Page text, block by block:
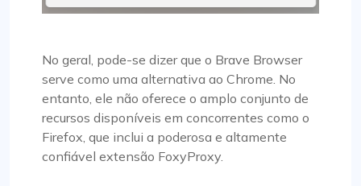
No geral, pode-se dizer que o Brave Browser
serve como uma alternativa ao Chrome. No
entanto, ele não oferece o amplo conjunto de
recursos disponíveis em concorrentes como o
Firefox, que inclui a poderosa e altamente
confiável extensão FoxyProxy.